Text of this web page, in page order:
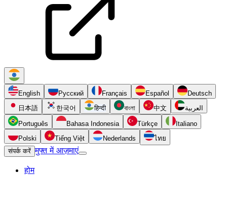
English Русский Français Español
Deutsch
日本語
한국어 हिन्दी বাংলা 中文 العربية
Português Bahasa Indonesia Türkçe
Italiano
Polski
Tiếng Việt Nederlands
ไทย
संपर्क करें मुफ्त में आज़माएं
होम